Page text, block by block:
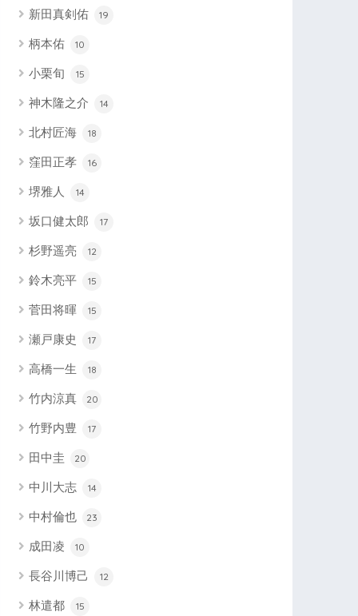
新田真剣佑 19
柄本佑 10
小栗旬 15
神木隆之介 14
北村匠海 18
窪田正孝 16
堺雅人 14
坂口健太郎 17
杉野遥亮 12
鈴木亮平 15
菅田将暉 15
瀬戸康史 17
高橋一生 18
竹内涼真 20
竹野内豊 17
田中圭 20
中川大志 14
中村倫也 23
成田凌 10
長谷川博己 12
林遣都 15